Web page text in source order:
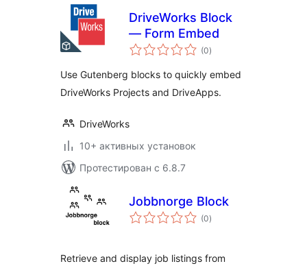
DriveWorks Block
— Form Embed
(0общий
рейтинг
)
Use Gutenberg blocks to quickly embed
DriveWorks Projects and DriveApps.
DriveWorks
10+ активных установок
Протестирован с 6.8.7
Jobbnorge Block
(0общий
рейтинг
)
Retrieve and display job listings from